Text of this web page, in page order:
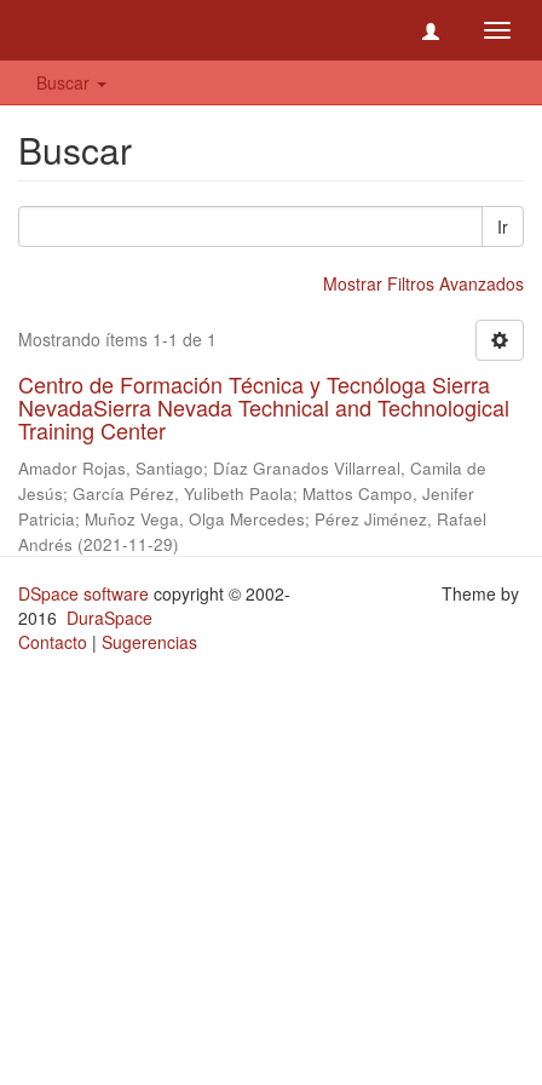
Buscar
Buscar
Ir
Mostrar Filtros Avanzados
Mostrando ítems 1-1 de 1
Centro de Formación Técnica y Tecnóloga Sierra
NevadaSierra Nevada Technical and Technological
Training Center
Amador Rojas, Santiago; Díaz Granados Villarreal, Camila de
Jesús; García Pérez, Yulibeth Paola; Mattos Campo, Jenifer
Patricia; Muñoz Vega, Olga Mercedes; Pérez Jiménez, Rafael
Andrés (2021-11-29)
DSpace software copyright © 2002-
2016 DuraSpace
Contacto | Sugerencias
Theme by